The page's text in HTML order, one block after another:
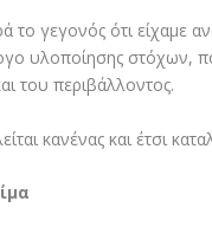
το γεγονός ότι είχαμε
υλοποίησης στόχων,
του περιβάλλοντος.
κανένας και έτσι